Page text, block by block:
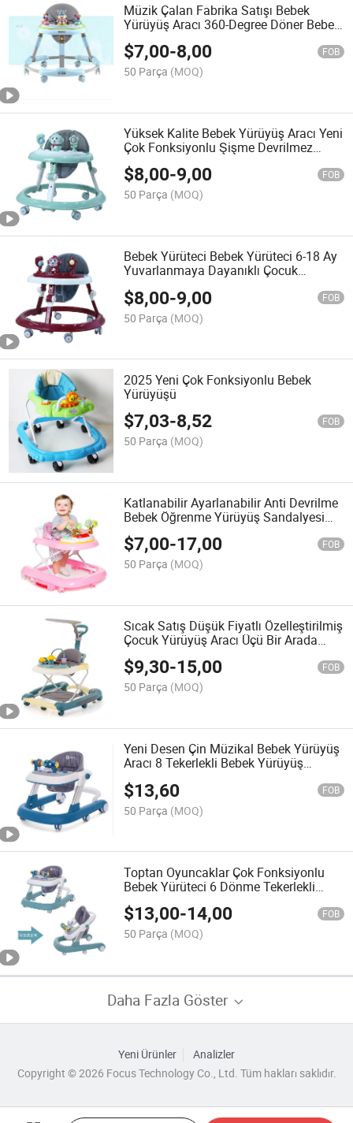
Müzik Çalan Fabrika Satışı Bebek
Yürüyüş Aracı 360-Degree Döner Bebek
Yürüyüş Aracı
$7,00-8,00 FOB
50 Parça (MOQ)
Yüksek Kalite Bebek Yürüyüş Aracı Yeni
Çok Fonksiyonlu Şişme Devrilmez
Yürüyüş Aracı 3 içinde 1 Bebek Yürüyüş
Aracı
$8,00-9,00 FOB
50 Parça (MOQ)
Bebek Yürüteci Bebek Yürüteci 6-18 Ay
Yuvarlanmaya Dayanıklı Çocuk
Yürüteci
$8,00-9,00 FOB
50 Parça (MOQ)
2025 Yeni Çok Fonksiyonlu Bebek
Yürüyüşü
$7,03-8,52 FOB
50 Parça (MOQ)
Katlanabilir Ayarlanabilir Anti Devrilme
Bebek Öğrenme Yürüyüş Sandalyesi
Bebek Yürüyüşü
$7,00-17,00 FOB
50 Parça (MOQ)
Sıcak Satış Düşük Fiyatlı Özelleştirilmiş
Çocuk Yürüyüş Aracı Üçü Bir Arada
İtme Kolu ile Bebek Yürüyüş Aracı
$9,30-15,00 FOB
50 Parça (MOQ)
Yeni Desen Çin Müzikal Bebek Yürüyüş
Aracı 8 Tekerlekli Bebek Yürüyüş
$13,60 FOB
50 Parça (MOQ)
Toptan Oyuncaklar Çok Fonksiyonlu
Bebek Yürüteci 6 Dönme Tekerlekli
Bebek Yürüteci
$13,00-14,00 FOB
50 Parça (MOQ)
Daha Fazla Göster
Yeni Ürünler
Analizler
Copyright © 2026 Focus Technology Co., Ltd. Tüm hakları saklıdır.